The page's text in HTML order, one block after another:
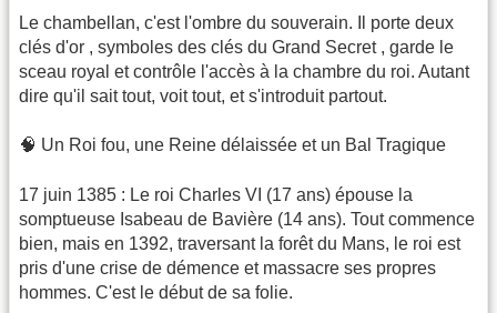
​Le chambellan, c'est l'ombre du souverain. Il porte deux
clés d'or , symboles des clés du Grand Secret , garde le
sceau royal et contrôle l'accès à la chambre du roi. Autant
dire qu'il sait tout, voit tout, et s'introduit partout.
​🧠 Un Roi fou, une Reine délaissée et un Bal Tragique
​17 juin 1385 : Le roi Charles VI (17 ans) épouse la
somptueuse Isabeau de Bavière (14 ans). Tout commence
bien, mais en 1392, traversant la forêt du Mans, le roi est
pris d'une crise de démence et massacre ses propres
hommes. C'est le début de sa folie.